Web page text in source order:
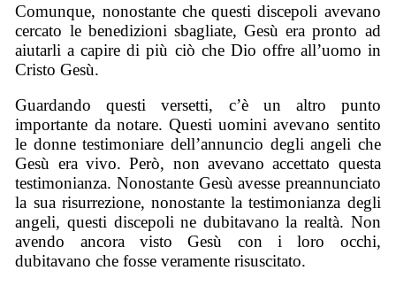
Comunque, nonostante che questi discepoli avevano
cercato le benedizioni sbagliate, Gesù era pronto ad
aiutarli a capire di più ciò che Dio offre all’uomo in
Cristo Gesù.
Guardando questi versetti, c’è un altro punto
importante da notare. Questi uomini avevano sentito
le donne testimoniare dell’annuncio degli angeli che
Gesù era vivo. Però, non avevano accettato questa
testimonianza. Nonostante Gesù avesse preannunciato
la sua risurrezione, nonostante la testimonianza degli
angeli, questi discepoli ne dubitavano la realtà. Non
avendo ancora visto Gesù con i loro occhi,
dubitavano che fosse veramente risuscitato.